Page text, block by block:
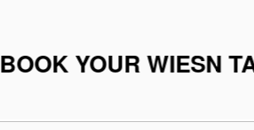
BOOK YOUR WIESN